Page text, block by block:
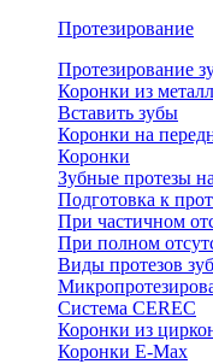
Протезирование
Протезирование
Коронки из
Вставить зубы
Коронки на
Коронки
Зубные протезы
Подготовка к
При частичном
При полном
Виды протезов
Система CEREC
Коронки из
Коронки E-Max